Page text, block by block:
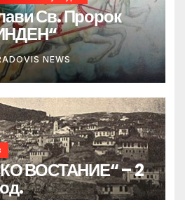
Св. Пророк
NEWS
ВОСТАНИЕ“ – 2